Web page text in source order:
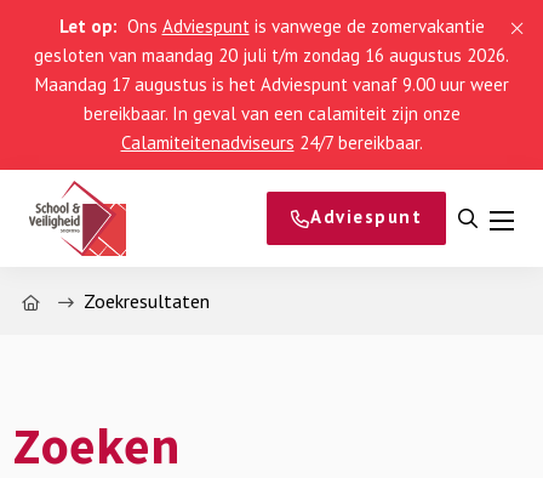
Let op: Ons Adviespuntis vanwege de zomervakantie
gesloten van maandag 20 juli t/m zondag 16 augustus 2026.
Maandag 17 augustus is het Adviespunt vanaf 9.00 uur weer
bereikbaar. In geval van een calamiteit zijn onze
Calamiteitenadviseurs 24/7 bereikbaar.
Adviespunt
Open
Home Zoekresultaten
Zoeken